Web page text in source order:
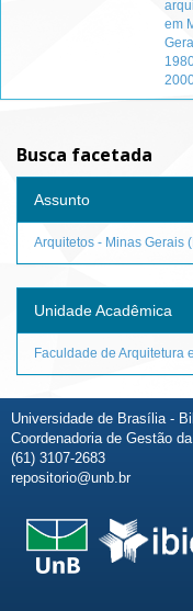
em
Busca facetada
Assunto
Arquitetos - Minas Gerais
Unidade Acadêmica
Faculdade de Arquitetura e
Universidade de Brasília -
Coordenadoria de Gestão
(61) 3107-2683
repositorio@unb.br